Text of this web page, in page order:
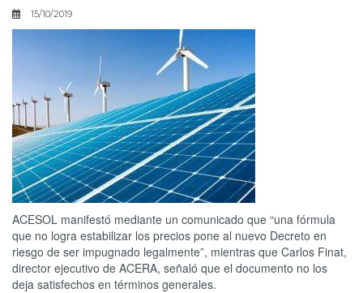
15/10/2019
ACESOL manifestó mediante un comunicado que “una fórmula
que no logra estabilizar los precios pone al nuevo Decreto en
riesgo de ser impugnado legalmente”, mientras que Carlos Finat,
director ejecutivo de ACERA, señaló que el documento no los
deja satisfechos en términos generales.